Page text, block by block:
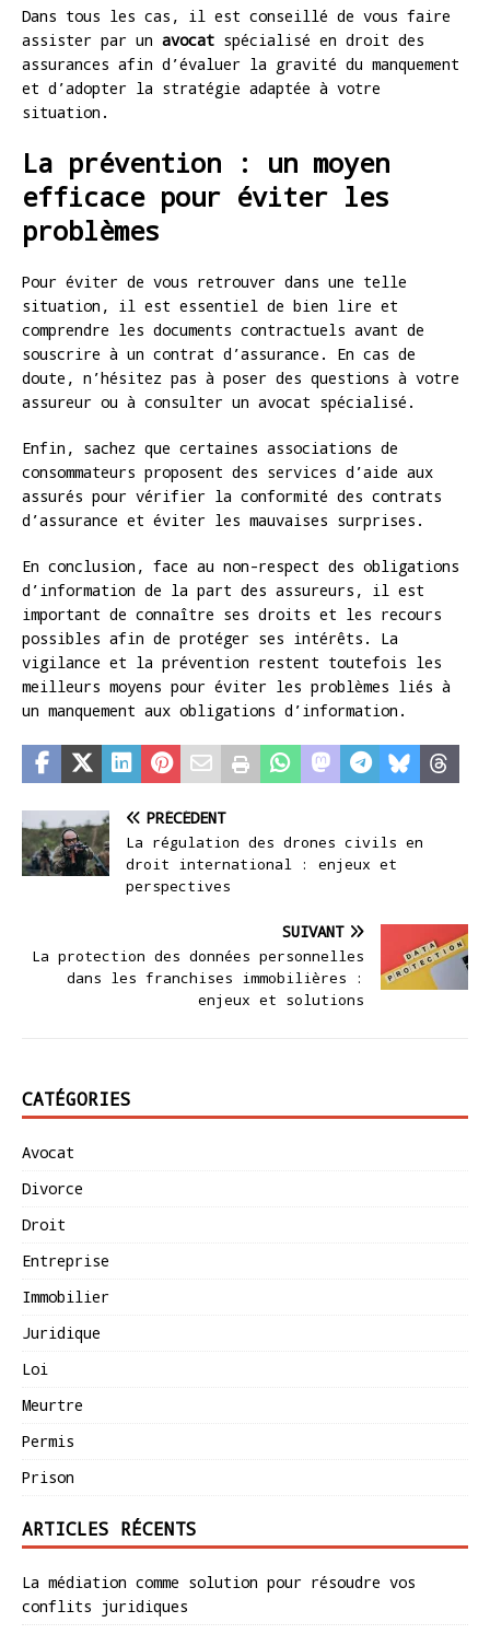
Dans tous les cas, il est conseillé de vous faire
assister par un avocat spécialisé en droit des
assurances afin d’évaluer la gravité du manquement
et d’adopter la stratégie adaptée à votre
situation.
La prévention : un moyen
efficace pour éviter les
problèmes
Pour éviter de vous retrouver dans une telle
situation, il est essentiel de bien lire et
comprendre les documents contractuels avant de
souscrire à un contrat d’assurance. En cas de
doute, n’hésitez pas à poser des questions à votre
assureur ou à consulter un avocat spécialisé.
Enfin, sachez que certaines associations de
consommateurs proposent des services d’aide aux
assurés pour vérifier la conformité des contrats
d’assurance et éviter les mauvaises surprises.
En conclusion, face au non-respect des obligations
d’information de la part des assureurs, il est
important de connaître ses droits et les recours
possibles afin de protéger ses intérêts. La
vigilance et la prévention restent toutefois les
meilleurs moyens pour éviter les problèmes liés à
un manquement aux obligations d’information.
PRÉCÉDENT
La régulation des drones civils en
droit international : enjeux et
perspectives
SUIVANT
La protection des données personnelles
dans les franchises immobilières :
enjeux et solutions
CATÉGORIES
Avocat
Divorce
Droit
Entreprise
Immobilier
Juridique
Loi
Meurtre
Permis
Prison
ARTICLES RÉCENTS
La médiation comme solution pour résoudre vos
conflits juridiques